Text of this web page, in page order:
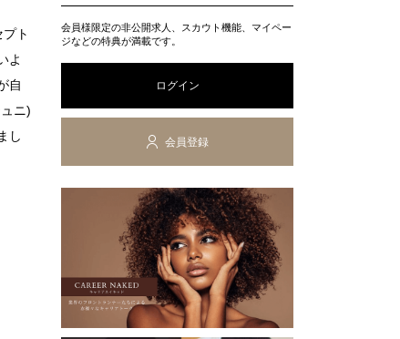
ト
よ
自
ニ)
し
会員様限定の非公開求人、スカウト機能、マイペー
ジなどの特典が満載です。
ログイン
会員登録